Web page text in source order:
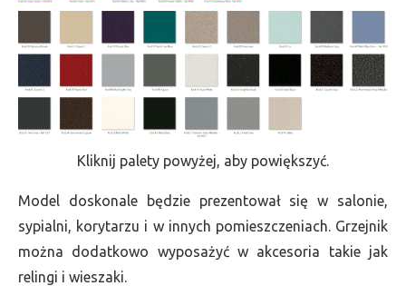
Kliknij palety powyżej, aby powiększyć.
Model doskonale będzie prezentował się w salonie,
sypialni, korytarzu i w innych pomieszczeniach. Grzejnik
można dodatkowo wyposażyć w akcesoria takie jak
relingi i wieszaki.